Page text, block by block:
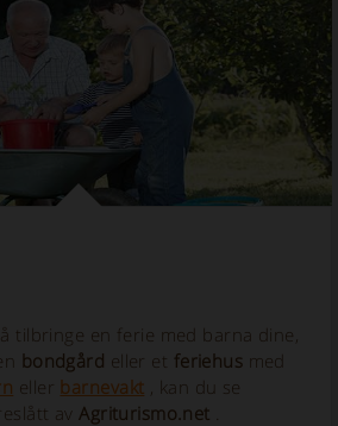
tilbringe en ferie med barna dine,
bondgård eller et feriehus med
eller barnevakt , kan du se
avAgriturismo.net .